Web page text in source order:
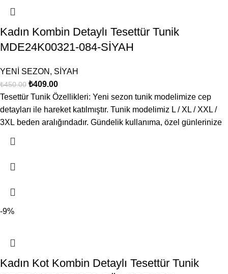
Kadın Kombin Detaylı Tesettür Tunik
MDE24K00321-084-SİYAH
YENİ SEZON , SİYAH
₺450.00 ₺409.00
Tesettür Tunik Özellikleri: Yeni sezon tunik modelimize cep
detayları ile hareket katılmıştır. Tunik modelimiz L / XL / XXL /
3XL beden aralığındadır. Gündelik kullanıma, özel günlerinize
-9%
Kadın Kot Kombin Detaylı Tesettür Tunik